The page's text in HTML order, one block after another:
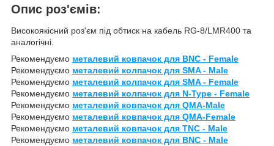
Опис роз'ємів:
Високоякісний роз'єм під обтиск на кабель RG-8/LMR400 та
аналогічні.
Рекомендуємо металевий ковпачок для BNC - Female
Рекомендуємо металевий колпачок для SMA - Male
Рекомендуємо металевий колпачок для SMA - Female
Рекомендуємо металевий колпачок для N-Type - Female
Рекомендуємо металевий ковпачок для QMA-Male
Рекомендуємо металевий ковпачок для QMA-Female
Рекомендуємо металевий ковпачок для TNC - Male
Рекомендуємо металевий ковпачок для BNC - Male